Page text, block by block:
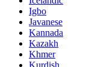
Igbo
Javanese
Kannada
Kazakh
Khmer
Kurdish